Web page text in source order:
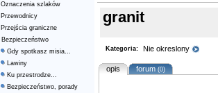
Oznaczenia szlaków
Przewodnicy
Przejścia graniczne
Bezpieczeństwo
Gdy spotkasz misia...
Lawiny
Ku przestrodze...
Bezpieczeństwo, porady
granit
Kategoria: Nie okreslony
opis forum(0)